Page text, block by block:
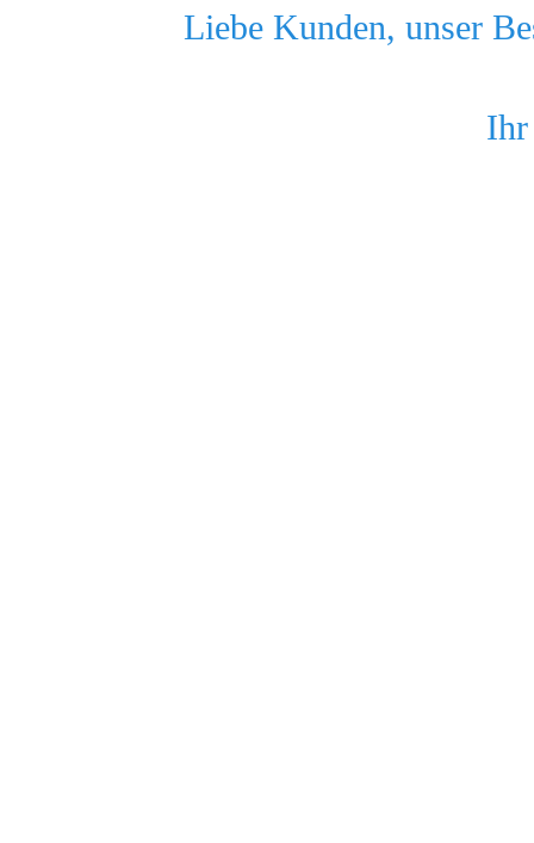
Liebe Kunden, unser
Ihr